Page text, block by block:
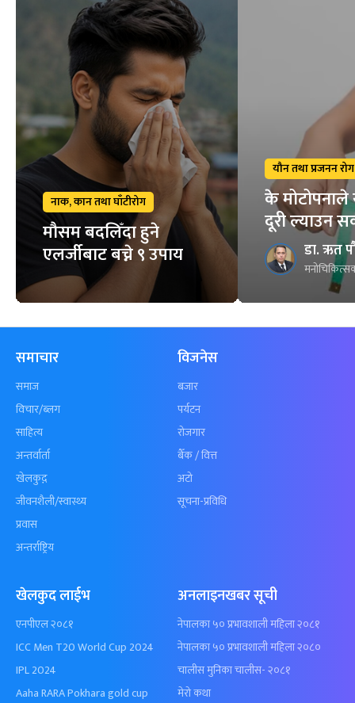
नाक, कान तथा घाँटीरोग
मौसम बदलिँदा हुने
एलर्जीबाट बच्ने ९ उपाय
यौन तथा प्रजनन रोग
के मोटोपनाले
दूरी ल्याउन
डा. ऋत
समाचार
समाज
विचार/ब्लग
साहित्य
अन्तर्वार्ता
खेलकुद़़
जीवनशैली/स्वास्थ्य
प्रवास
अन्तर्राष्ट्रिय
विजनेस
बजार
पर्यटन
रोजगार
बैँक / वित्त
अटो
सूचना-प्रविधि
खेलकुद लाईभ
एनपीएल २०८१
ICC Men T20 World Cup 2024
IPL 2024
Aaha RARA Pokhara gold cup
अनलाइनखबर सूची
नेपालका ५० प्रभावशाली महिला २०८१
नेपालका ५० प्रभावशाली महिला २०८०
चालीस मुनिका चालीस- २०८१
मेरो कथा